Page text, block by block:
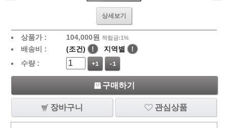
상세보기
상품가 : 104,000원 적립금:1%
배송비 : (조건) ! 지역별
!
수량 :
+1 -1
구매하기
장바구니 관심상품